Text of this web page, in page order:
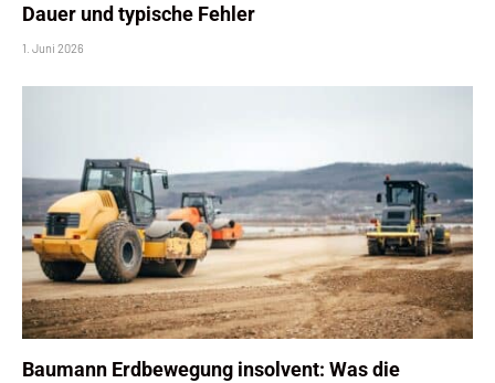
Dauer und typische Fehler
1. Juni 2026
Baumann Erdbewegung insolvent: Was die